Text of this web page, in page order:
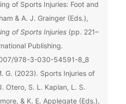
of Sports Injuries: Foot and
& A. J. Grainger (Eds.),
of Sports Injuries(pp. 221–
Publishing.
978-3-030-54591-8_8
G. (2023). Sports Injuries of
Otero, S. L. Kaplan, L. S.
& K. E. Applegate (Eds.),